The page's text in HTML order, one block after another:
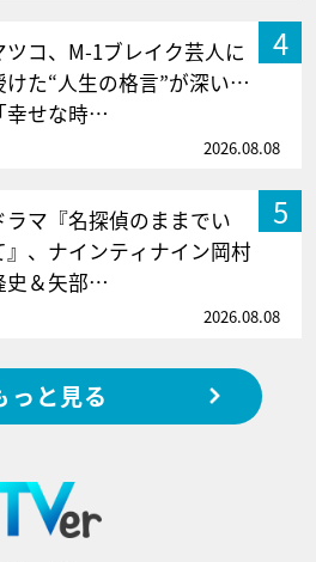
4
ツコ、M-1ブレイク芸人に
けた“人生の格言”が深い…
「幸せな時…
2026.08.08
5
ラマ『名探偵のままでい
』、ナインティナイン岡村
史＆矢部…
2026.08.08
っと見る